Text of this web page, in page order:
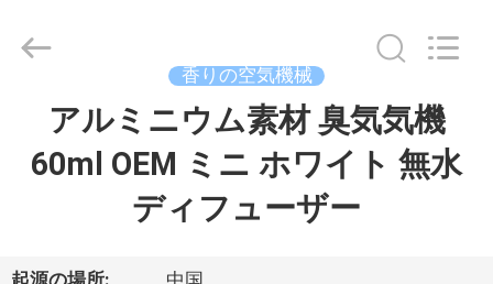
2026
China
Reserved.
Developed
香りの空気機械
アルミニウム素材 臭気気機
60ml OEM ミニ ホワイト 無水
ディフューザー